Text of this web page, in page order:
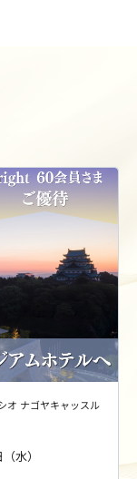
オ ナゴヤキャッスル
水）